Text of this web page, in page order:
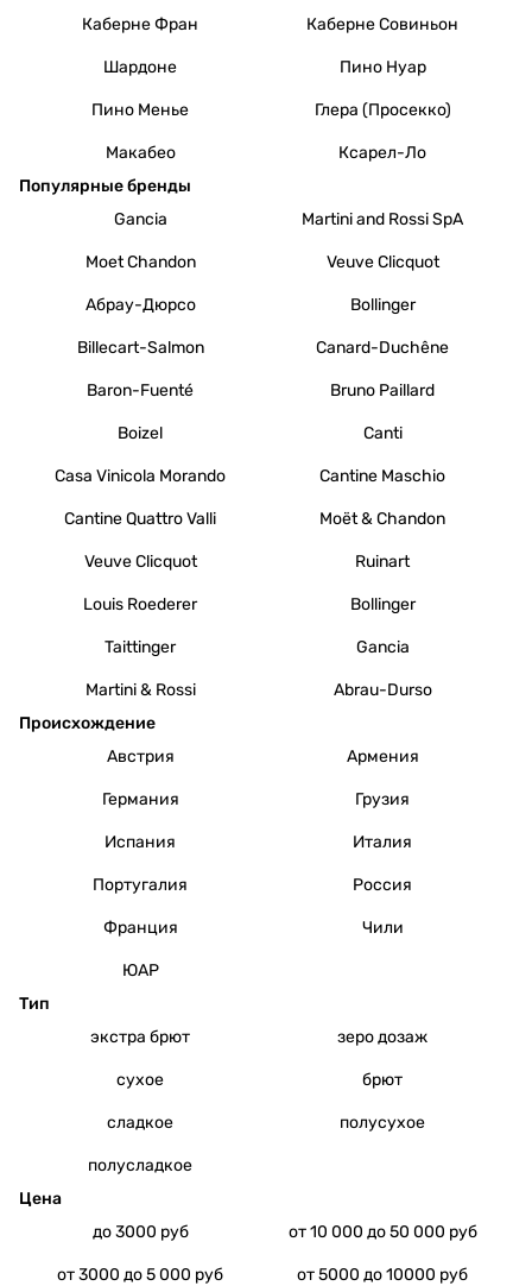
Каберне Фран Каберне Совиньон
Шардоне Пино Нуар
Пино Менье Глера (Просекко)
Макабео
Ксарел-Ло
Популярные бренды
Gancia
Martini and Rossi SpA
Moet Chandon Veuve Clicquot
Абрау-Дюрсо Bollinger
Billecart-Salmon Canard-Duchêne
Baron-Fuenté Bruno Paillard
Boizel Canti
Casa Vinicola Morando Cantine Maschio
Cantine Quattro Valli Moët & Chandon
Veuve Clicquot Ruinart
Louis Roederer Bollinger
Taittinger Gancia
Martini & Rossi
Abrau-Durso
Происхождение
Австрия
Армения
Германия Грузия
Испания Италия
Португалия Россия
Франция Чили
ЮАР
Тип
экстра брют
зеро дозаж
сухое брют
сладкое полусухое
полусладкое
Цена
до 3000 руб
от 10 000 до 50 000 руб
от 3000 до 5 000 руб от 5000 до 10000 руб